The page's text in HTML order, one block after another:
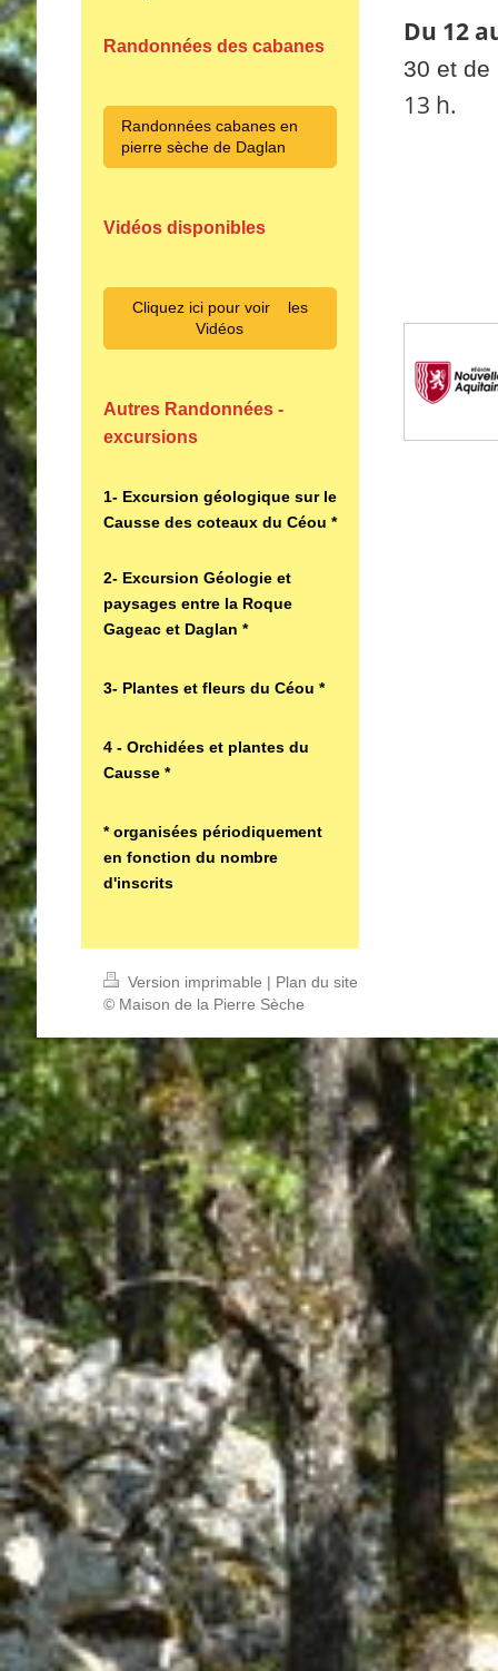
Du 12
30 et de
13 h.
Randonnées des cabanes
Randonnées cabanes en
pierre sèche de Daglan
Vidéos disponibles
Cliquez ici pour voir les
Vidéos
Autres Randonnées -
excursions
1- Excursion géologique sur le
Causse des coteaux du Céou *
2- Excursion Géologie et
paysages entre la Roque
Gageac et Daglan *
3- Plantes et fleurs du Céou *
4 - Orchidées et plantes du
Causse *
* organisées périodiquement
en fonction du nombre
d'inscrits
Version imprimable | Plan du site
© Maison de la Pierre Sèche